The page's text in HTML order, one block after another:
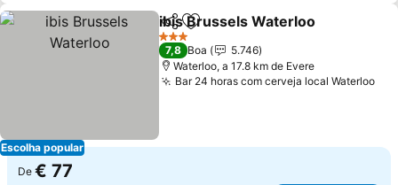
Escolha popular
PartilharAdicionar aos favoritos
ibis Brussels Waterloo
3 Estrelas
7,8 Boa
5.746
Waterloo, a 17.8 km de Evere
Bar 24 horas com cerveja local Waterloo
De € 77